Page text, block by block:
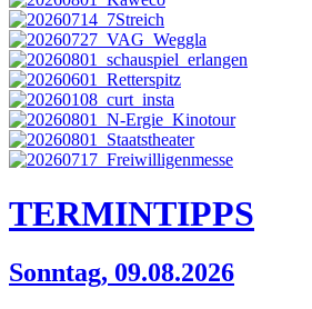
TERMINTIPPS
Sonntag, 09.08.2026